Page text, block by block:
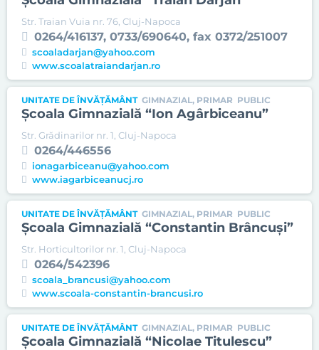
Str. Traian Vuia nr. 76, Cluj-Napoca
0264/416137, 0733/690640, fax 0372/251007
scoaladarjan@yahoo.com
www.scoalatraiandarjan.ro
UNITATE DE ÎNVĂȚĂMÂNT GIMNAZIAL, PRIMAR PUBLIC
Şcoala Gimnazială “Ion Agârbiceanu”
Str. Grădinarilor nr. 1, Cluj-Napoca
0264/446556
ionagarbiceanu@yahoo.com
www.iagarbiceanucj.ro
UNITATE DE ÎNVĂȚĂMÂNT GIMNAZIAL, PRIMAR PUBLIC
Şcoala Gimnazială “Constantin Brâncuşi”
Str. Horticultorilor nr. 1, Cluj-Napoca
0264/542396
scoala_brancusi@yahoo.com
www.scoala-constantin-brancusi.ro
UNITATE DE ÎNVĂȚĂMÂNT GIMNAZIAL, PRIMAR PUBLIC
Şcoala Gimnazială “Nicolae Titulescu”